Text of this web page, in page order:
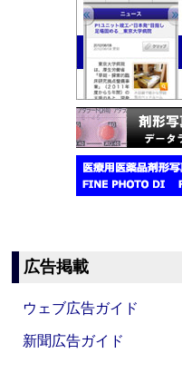
広告掲載
ウェブ広告ガイド
新聞広告ガイド